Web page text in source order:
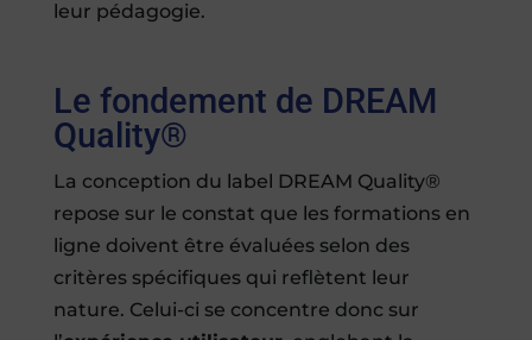
leur pédagogie.
Le fondement de DREAM
Quality®
La conception du label DREAM Quality®
repose sur le constat que les formations en
ligne doivent être évaluées selon des
critères spécifiques qui reflètent leur
nature. Celui-ci se concentre donc sur